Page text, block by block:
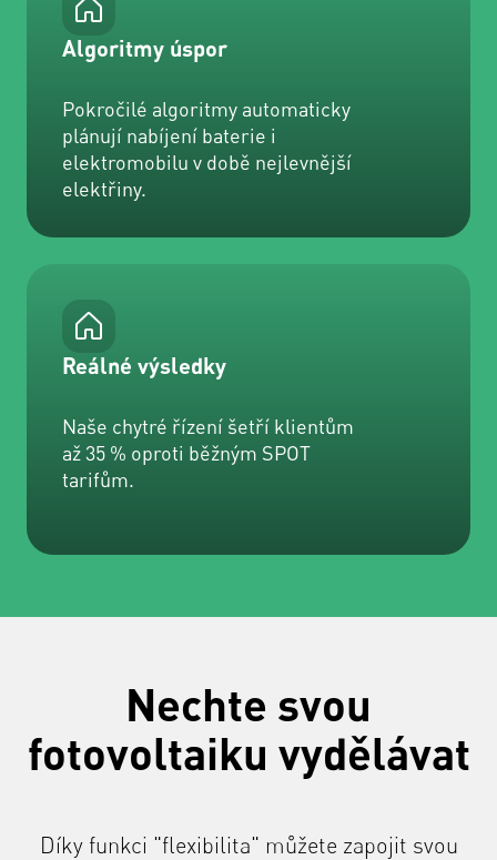
Algoritmy úspor
Pokročilé algoritmy automaticky
plánují nabíjení baterie i
elektromobilu v době nejlevnější
elektřiny.
Reálné výsledky
Naše chytré řízení šetří klientům
až 35 % oproti běžným SPOT
tarifům.
Nechte svou
fotovoltaiku vydělávat
Díky funkci "flexibilita" můžete zapojit svou